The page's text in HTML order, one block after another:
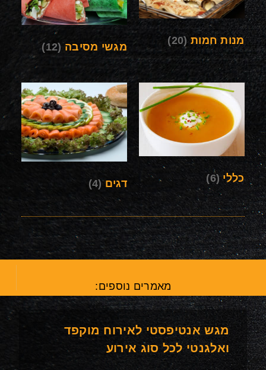
מנות חמות(20)
מגשי מסיבה (12)
כללי (6) דגים(4)
מאמרים נוספים:
מגש אנטיפסטי לאירוח מוקפד
ואלגנטי לכל סוג אירוע